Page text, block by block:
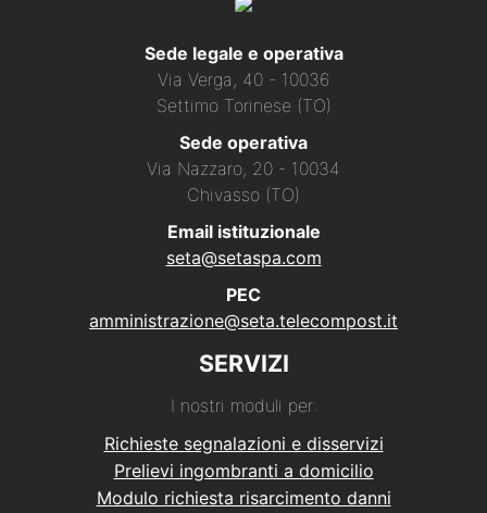
Sede legale e operativa
Via Verga, 40 - 10036
Settimo Torinese (TO)
Sede operativa
Via Nazzaro, 20 - 10034
Chivasso (TO)
Email istituzionale
seta@setaspa.com
PEC
amministrazione@seta.telecompost.it
SERVIZI
I nostri moduli per:
Richieste segnalazioni e disservizi
Prelievi ingombranti a domicilio
Modulo richiesta risarcimento danni